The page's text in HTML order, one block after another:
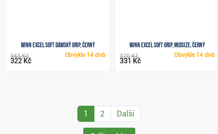
Winn Excel Soft dámský grip, černý
Obvykle 14 dnů
343 Kč
322 Kč
Winn Excel Soft grip, Midsize, černý
Obvykle 14 dnů
370 Kč
331 Kč
1 2 Další